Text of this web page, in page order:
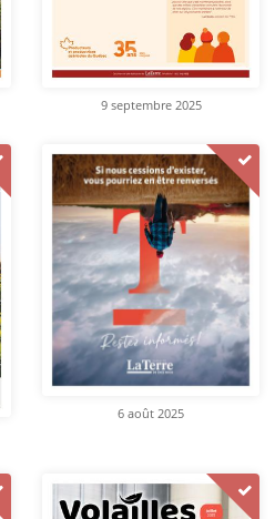
9 septembre 2025
6 août 2025